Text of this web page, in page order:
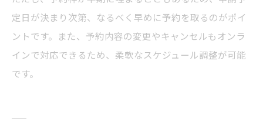
定日が決まり次第、なるべく早めに予約を取るのがポイ
ントです。また、予約内容の変更やキャンセルもオンラ
インで対応できるため、柔軟なスケジュール調整が可能
です。